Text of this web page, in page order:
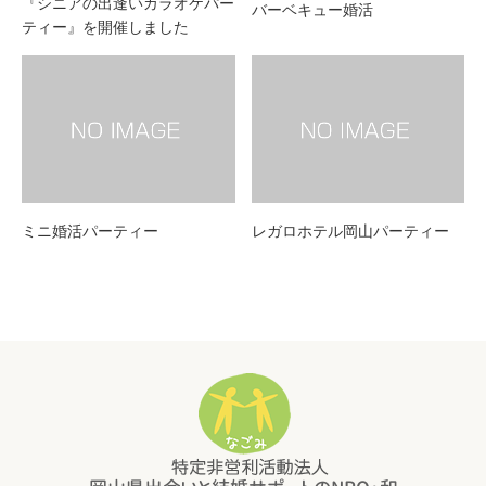
ティー』を開催しました
バーベキュー婚活
ミニ婚活パーティー レガロホテル岡山パーティー